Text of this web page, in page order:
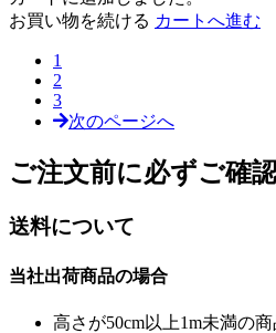
お買い物を続ける カートへ進む
1
2
3
次のページへ
ご注文前に必ずご確
送料について
当社出荷商品の場合
高さが50cm以上1m未満の商